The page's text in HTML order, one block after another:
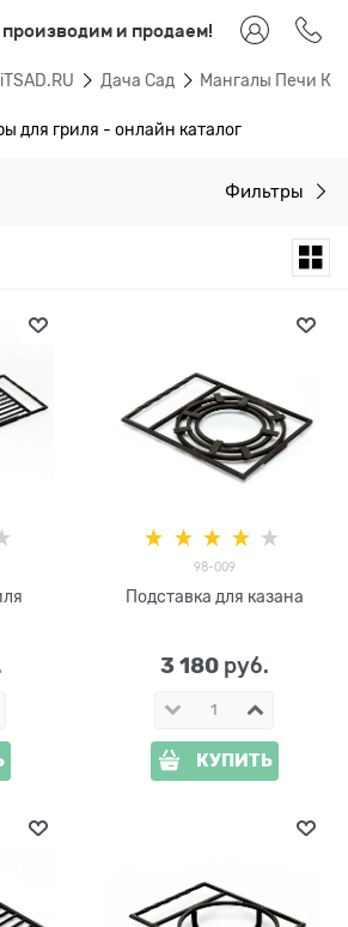
производим и продаем!
Дача Сад Мангалы Печи
для гриля - онлайн каталог
Фильтры
98-009
Подставка для казана
3 180 руб.
КУПИТЬ